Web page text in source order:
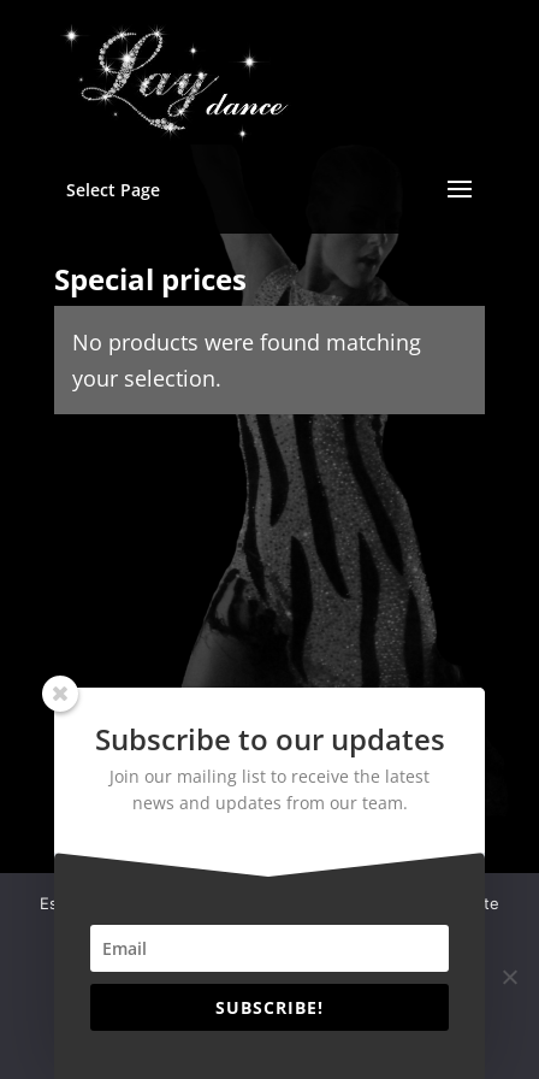
Select Page
Special prices
No products were found matching
your selection.
Subscribe to our updates
Join our mailing list to receive the latest
news and updates from our team.
SUBSCRIBE!
Esta web utiliza cookies propias y de terceros para ofrecerte
una mejor experiencia y servicio. Al continuar con la
navegación consideramos que aceptas su uso y nuestra
política de cookies
Aceptar Leer más